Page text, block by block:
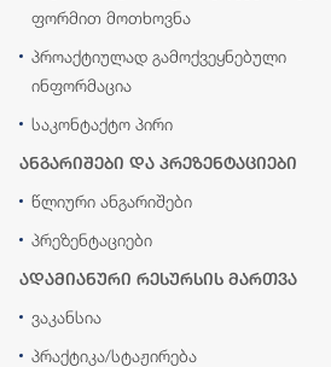
ფორმით მოთხოვნა
პროაქტიულად გამოქვეყნებული
ინფორმაცია
საკონტაქტო პირი
ანგარიშები და პრეზენტაციები
წლიური ანგარიშები
პრეზენტაციები
ადამიანური რესურსის მართვა
ვაკანსია
პრაქტიკა/სტაჟირება